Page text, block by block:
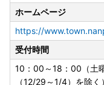
ホームページ
https://
受付時間
10：00～18：00（土
（12/29～1/4）を除く）